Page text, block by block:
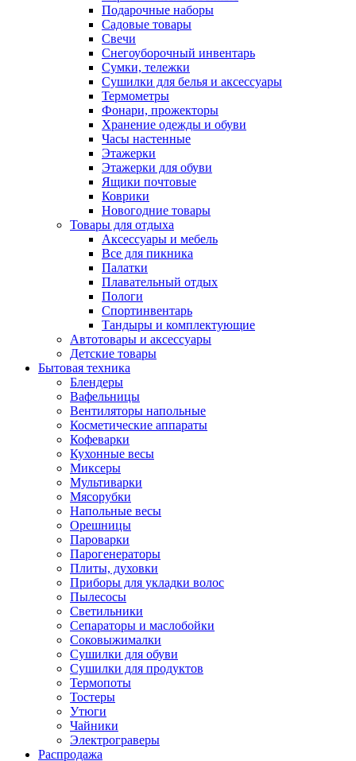
Подарочные наборы
Садовые товары
Свечи
Снегоуборочный инвентарь
Сумки, тележки
Сушилки для белья и аксессуары
Термометры
Фонари, прожекторы
Хранение одежды и обуви
Часы настенные
Этажерки
Этажерки для обуви
Ящики почтовые
Коврики
Новогодние товары
Товары для отдыха
Аксессуары и мебель
Все для пикника
Палатки
Плавательный отдых
Пологи
Спортинвентарь
Тандыры и комплектующие
Автотовары и аксессуары
Детские товары
Бытовая техника
Блендеры
Вафельницы
Вентиляторы напольные
Косметические аппараты
Кофеварки
Кухонные весы
Миксеры
Мультиварки
Мясорубки
Напольные весы
Орешницы
Пароварки
Парогенераторы
Плиты, духовки
Приборы для укладки волос
Пылесосы
Светильники
Сепараторы и маслобойки
Соковыжималки
Сушилки для обуви
Сушилки для продуктов
Термопоты
Тостеры
Утюги
Чайники
Электрограверы
Распродажа